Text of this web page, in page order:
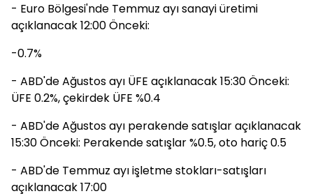
- Euro Bölgesi'nde Temmuz ayı sanayi üretimi
açıklanacak 12:00 Önceki:
-0.7%
- ABD'de Ağustos ayı ÜFE açıklanacak 15:30 Önceki:
ÜFE 0.2%, çekirdek ÜFE %0.4
- ABD'de Ağustos ayı perakende satışlar açıklanacak
15:30 Önceki: Perakende satışlar %0.5, oto hariç 0.5
- ABD'de Temmuz ayı işletme stokları-satışları
açıklanacak 17:00